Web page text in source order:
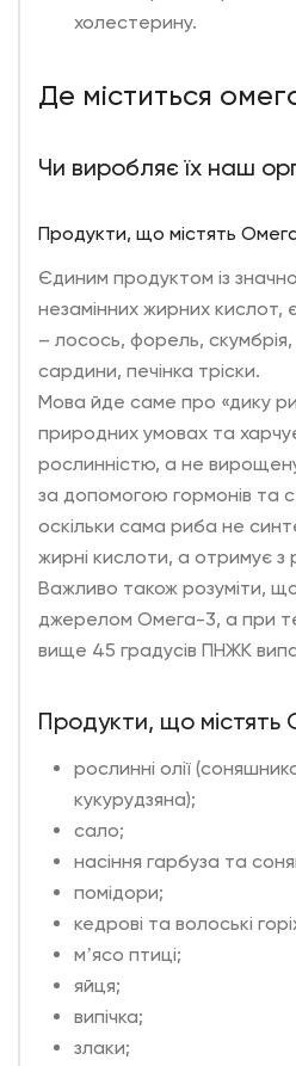
холестерину.
Де міститься
Чи виробляє їх наш
Продукти, що містять
Єдиним продуктом із
незамінних жирних
– лосось, форель,
сардини, печінка тріски.
Мова йде саме про «дику
природних умовах та
рослинністю, а не
за допомогою гормонів та
оскільки сама риба не
жирні кислоти, а отримує
Важливо також розуміти,
джерелом Омега-3, а при
вище 45 градусів ПНЖК
Продукти, що містять
рослинні олії
кукурудзяна);
сало;
насіння гарбуза та
помідори;
кедрові та волоські
мʼясо птиці;
яйця;
випічка;
злаки;